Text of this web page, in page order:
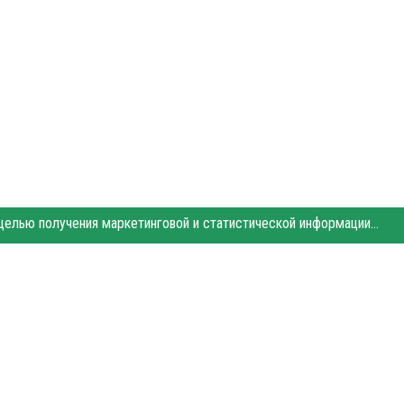
Этот сайт использует «cookies». Также сайт использует интернет-сервис для сбора технических данных касательно посетителей с целью получения маркетинговой и статистической информации. Условия обработки данных посетителей сайта см.